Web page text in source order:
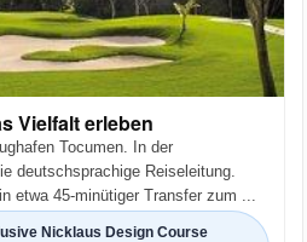
Vielfalt erleben
Tocumen. In der
deutschsprachige Reiseleitung.
etwa 45-minütiger Transfer zum ...
Nicklaus Design Course